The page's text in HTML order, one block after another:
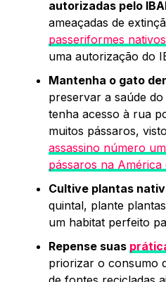
autorizadas pelo
ameaçadas de
passeriformes nativos
uma autorização do
Mantenha o gato
preservar a saúde
tenha acesso à rua
muitos pássaros,
assassino número
pássaros na
Cultive plantas
quintal, plante
um habitat perfeito
Repense suas
priorizar o consumo